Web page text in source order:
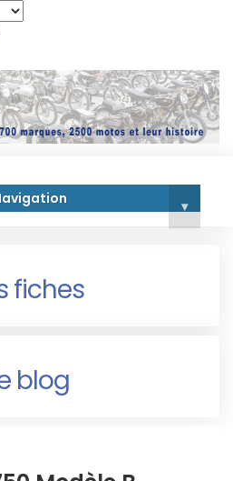
▾
fiches
blog